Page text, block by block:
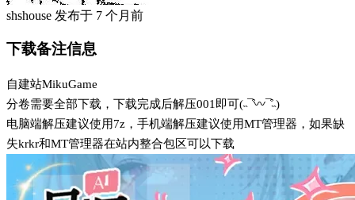
shshouse 发布于 7 个月前
下载备注信息
自建站MikuGame
分卷需要全部下载，下载完成后解压001即可(˵¯͒〰¯͒˵)
电脑端解压建议使用7z，手机端解压建议使用MT管理器，如果缺
失krkr和MT管理器在站内整合包区可以下载